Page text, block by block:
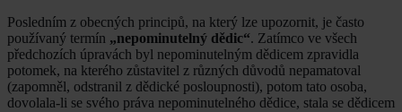
Posledním z obecných principů, na který lze upozornit, je často
používaný termín „nepominutelný dědic“. Zatímco ve všech
předchozích úpravách byl nepominutelným dědicem zpravidla
potomek, na kterého zůstavitel z různých důvodů nepamatoval
(zapomněl, odstranil z dědické posloupnosti), potom tato osoba,
dovolala-li se svého práva nepominutelného dědice, stala se dědicem